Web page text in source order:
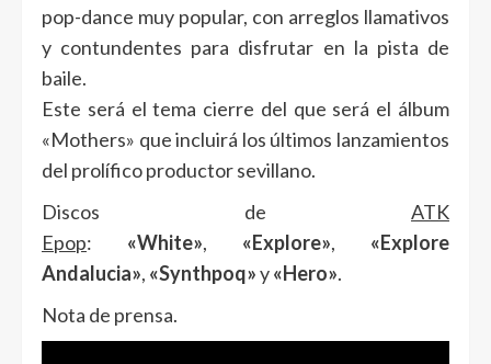
pop-dance muy popular, con arreglos llamativos
y contundentes para disfrutar en la pista de
baile.
Este será el tema cierre del que será el álbum
«Mothers» que incluirá los últimos lanzamientos
del prolífico productor sevillano.
Discos de ATK
Epop: «White», «Explore», «Explore
Andalucia», «Synthpoq»y«Hero».
Nota de prensa.